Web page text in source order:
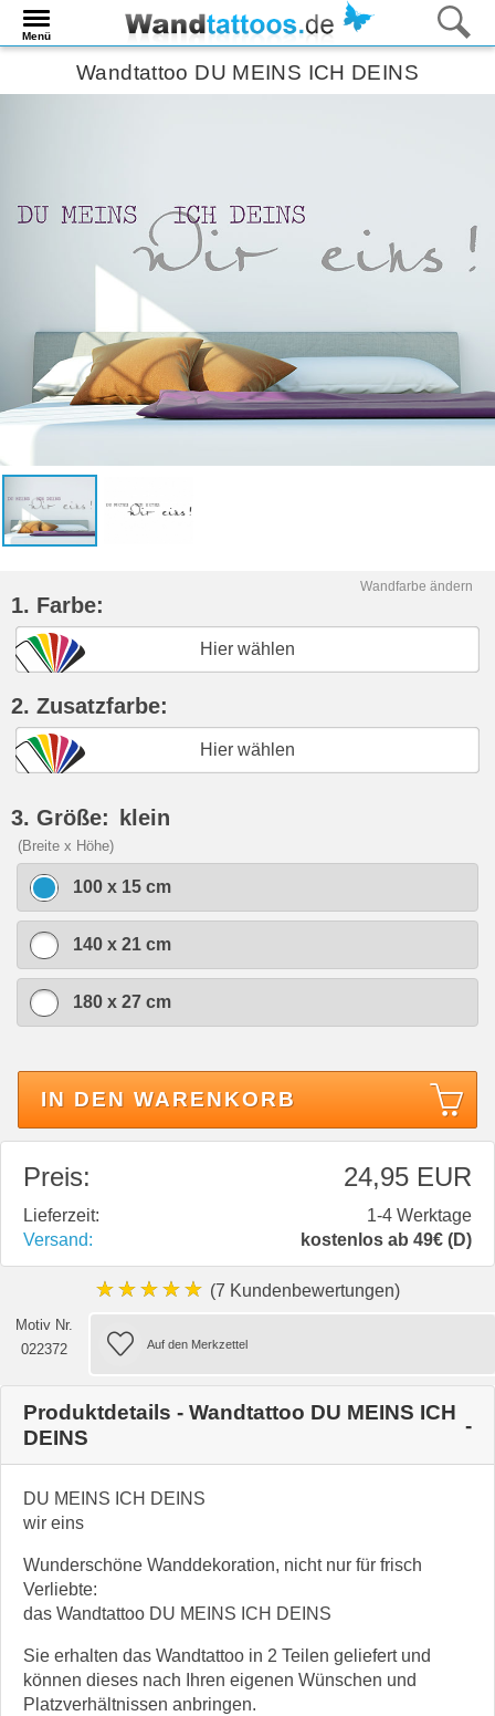
Menü
Wandtattoo DU MEINS ICH DEINS
Wandfarbe ändern
1. Farbe:
Hier wählen
2. Zusatzfarbe:
Hier wählen
3. Größe: klein
(Breite x Höhe)
100 x 15 cm
140 x 21 cm
180 x 27 cm
IN DEN WARENKORB
Preis: 24,95 EUR
Lieferzeit:
1-4 Werktage
Versand:
kostenlos ab 49€ (D)
★★★★★ (7 Kundenbewertungen)
Motiv Nr.
022372
Produktdetails - Wandtattoo DU MEINS ICH
DEINS
DU MEINS ICH DEINS
wir eins
Wunderschöne Wanddekoration, nicht nur für frisch
Verliebte:
das Wandtattoo DU MEINS ICH DEINS
Sie erhalten das Wandtattoo in 2 Teilen geliefert und
können dieses nach Ihren eigenen Wünschen und
Platzverhältnissen anbringen.